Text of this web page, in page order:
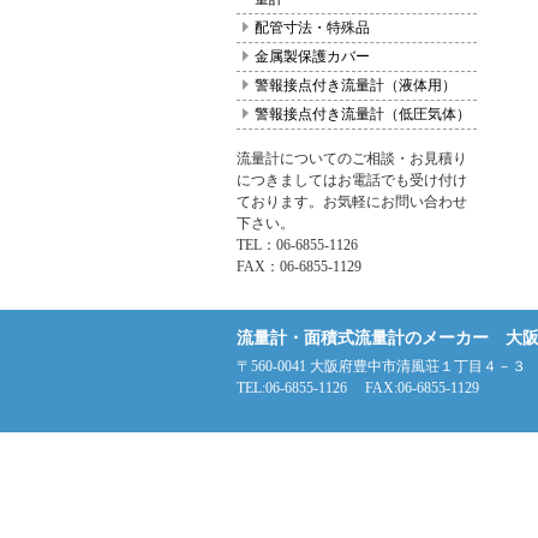
配管寸法・特殊品
金属製保護カバー
警報接点付き流量計（液体用）
警報接点付き流量計（低圧気体）
流量計についてのご相談・お見積り
につきましてはお電話でも受け付け
ております。お気軽にお問い合わせ
下さい。
TEL：06-6855-1126
FAX：06-6855-1129
流量計・面積式流量計のメーカー 大
〒560-0041 大阪府豊中市清風荘１丁目４－３
TEL:06-6855-1126 FAX:06-6855-1129